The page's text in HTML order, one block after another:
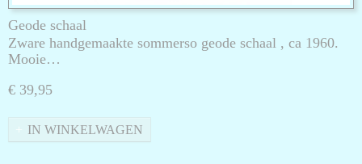
Geode schaal
Zware handgemaakte sommerso geode schaal , ca 1960.
Mooie…
€ 39,95
IN WINKELWAGEN